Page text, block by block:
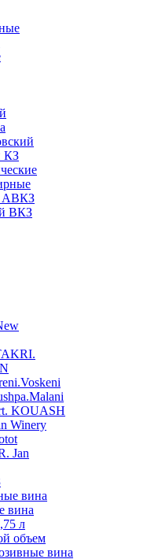
КЗ
АВКЗ
ВКЗ
KOUASH
Winery
Jan
вина
вина
л
объем
вина